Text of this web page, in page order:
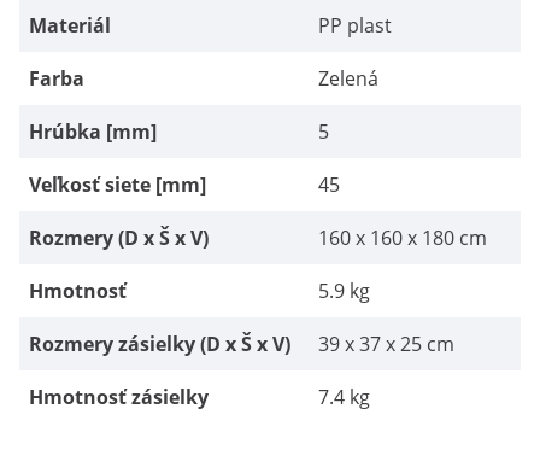
Materiál
PP plast
Farba
Zelená
Hrúbka [mm]
5
Veľkosť siete [mm]
45
Rozmery (D x Š x V)
160 x 160 x 180 cm
Hmotnosť
5.9 kg
Rozmery zásielky (D x Š x V)
39 x 37 x 25 cm
Hmotnosť zásielky
7.4 kg